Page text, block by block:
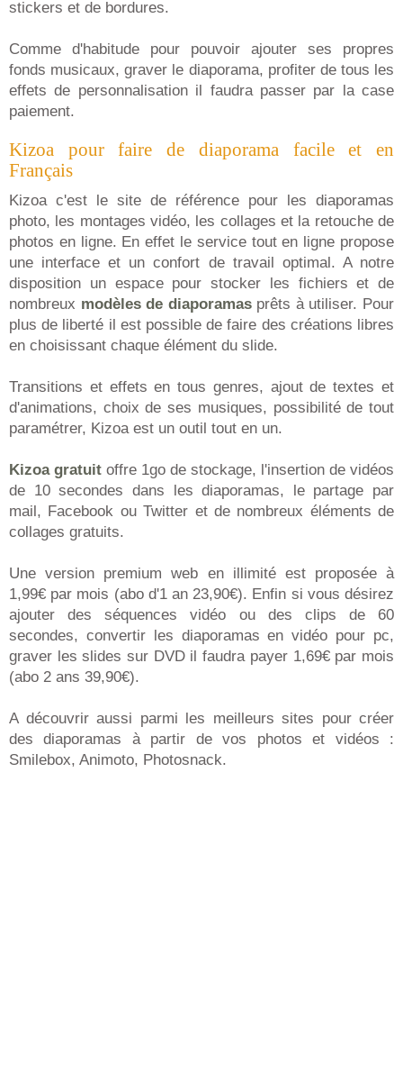
stickers et de bordures.
Comme d'habitude pour pouvoir ajouter ses propres
fonds musicaux, graver le diaporama, profiter de tous les
effets de personnalisation il faudra passer par la case
paiement.
Kizoa pour faire de diaporama facile et en
Français
Kizoa c'est le site de référence pour les diaporamas
photo, les montages vidéo, les collages et la retouche de
photos en ligne. En effet le service tout en ligne propose
une interface et un confort de travail optimal. A notre
disposition un espace pour stocker les fichiers et de
nombreux modèles de diaporamasprêts à utiliser. Pour
plus de liberté il est possible de faire des créations libres
en choisissant chaque élément du slide.
Transitions et effets en tous genres, ajout de textes et
d'animations, choix de ses musiques, possibilité de tout
paramétrer, Kizoa est un outil tout en un.
Kizoa gratuit offre 1go de stockage, l'insertion de vidéos
de 10 secondes dans les diaporamas, le partage par
mail, Facebook ou Twitter et de nombreux éléments de
collages gratuits.
Une version premium web en illimité est proposée à
1,99€ par mois (abo d'1 an 23,90€). Enfin si vous désirez
ajouter des séquences vidéo ou des clips de 60
secondes, convertir les diaporamas en vidéo pour pc,
graver les slides sur DVD il faudra payer 1,69€ par mois
(abo 2 ans 39,90€).
A découvrir aussi parmi les meilleurs sites pour créer
des diaporamas à partir de vos photos et vidéos :
Smilebox, Animoto, Photosnack.